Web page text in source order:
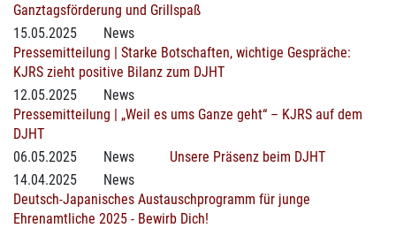
Ganztagsförderung und Grillspaß
15.05.2025
News
Pressemitteilung | Starke Botschaften, wichtige Gespräche:
KJRS zieht positive Bilanz zum DJHT
12.05.2025
News
Pressemitteilung | „Weil es ums Ganze geht“ – KJRS auf dem
DJHT
06.05.2025
News
Unsere Präsenz beim DJHT
14.04.2025
News
Deutsch-Japanisches Austauschprogramm für junge
Ehrenamtliche 2025 - Bewirb Dich!